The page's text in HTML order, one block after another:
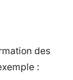
des
: